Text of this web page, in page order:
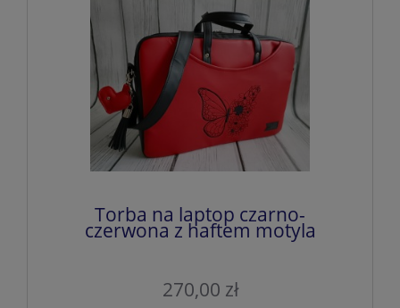
Torba na laptop czarno-
czerwona z haftem motyla
270,00 zł